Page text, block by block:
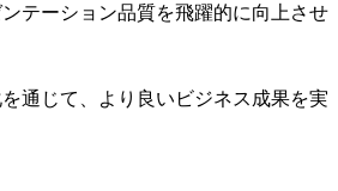
テーション品質を飛躍的に向上させ
通じて、より良いビジネス成果を実